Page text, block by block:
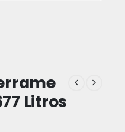
Litros